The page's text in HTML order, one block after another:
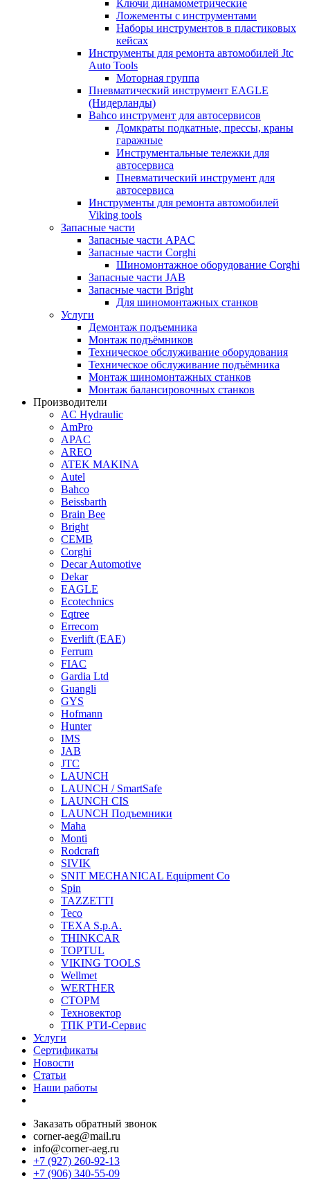
Ключи динамометрические
Ложементы с инструментами
Наборы инструментов в пластиковых
кейсах
Инструменты для ремонта автомобилей Jtc
Auto Tools
Моторная группа
Пневматический инструмент EAGLE
(Нидерланды)
Bahco инструмент для автосервисов
Домкраты подкатные, прессы, краны
гаражные
Инструментальные тележки для
автосервиса
Пневматический инструмент для
автосервиса
Инструменты для ремонта автомобилей
Viking tools
Запасные части
Запасные части APAC
Запасные части Corghi
Шиномонтажное оборудование Corghi
Запасные части JAB
Запасные части Bright
Для шиномонтажных станков
Услуги
Демонтаж подъемника
Монтаж подъёмников
Техническое обслуживание оборудования
Техническое обслуживание подъёмника
Монтаж шиномонтажных станков
Монтаж балансировочных станков
Производители
AC Hydraulic
AmPro
APAC
AREO
ATEK MAKINA
Autel
Bahco
Beissbarth
Brain Bee
Bright
CEMB
Corghi
Decar Automotive
Dekar
EAGLE
Ecotechnics
Eqtree
Errecom
Everlift (EAE)
Ferrum
FIAC
Gardia Ltd
Guangli
GYS
Hofmann
Hunter
IMS
JAB
JTC
LAUNCH
LAUNCH / SmartSafe
LAUNCH CIS
LAUNCH Подъемники
Maha
Monti
Rodcraft
SIVIK
SNIT MECHANICAL Equipment Co
Spin
TAZZETTI
Teco
TEXA S.p.A.
THINKCAR
TOPTUL
VIKING TOOLS
Wellmet
WERTHER
СТОРМ
Техновектор
ТПК РТИ-Сервис
Услуги
Сертификаты
Новости
Статьи
Наши работы
Заказать обратный звонок
corner-aeg@mail.ru
info@corner-aeg.ru
+7 (927) 260-92-13
+7 (906) 340-55-09